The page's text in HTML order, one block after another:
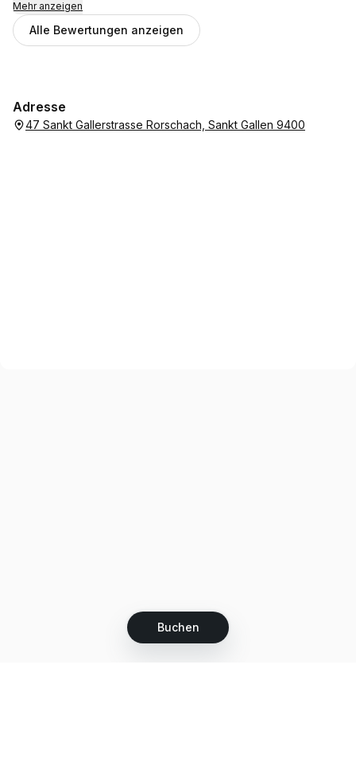
Buchen
Mehr anzeigen
Alle Bewertungen anzeigen
Adresse
47 Sankt Gallerstrasse Rorschach, Sankt Gallen 9400